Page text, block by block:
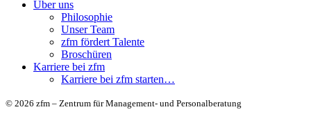
Über uns
Philosophie
Unser Team
zfm fördert Talente
Broschüren
Karriere bei zfm
Karriere bei zfm starten…
© 2026 zfm – Zentrum für Management- und Personalberatung